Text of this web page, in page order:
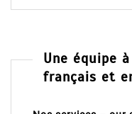
Une équipe
français et